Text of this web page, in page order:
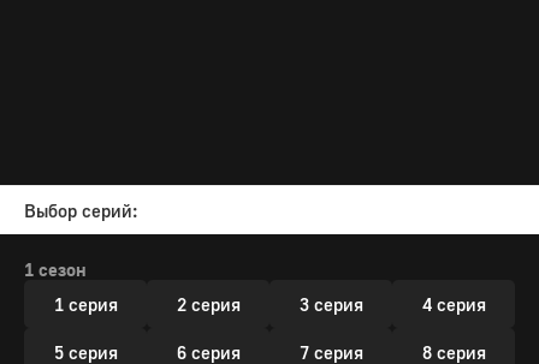
Выбор серий:
1 сезон
1 серия
2 серия 3 серия 4 серия
5 серия 6 серия 7 серия 8 серия